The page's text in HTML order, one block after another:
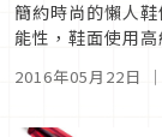
簡約時尚的懶人
能性，鞋面使用
功能。
2016年05月22日 ｜